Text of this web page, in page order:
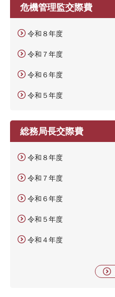
危機管理監交際費
令和８年度
令和７年度
令和６年度
令和５年度
総務局長交際費
令和８年度
令和７年度
令和６年度
令和５年度
令和４年度